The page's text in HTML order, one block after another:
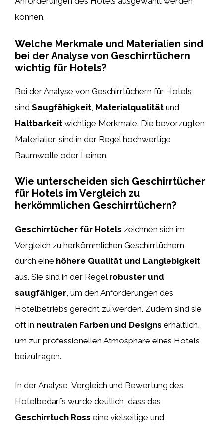
können.
Welche Merkmale und Materialien sind
bei der Analyse von Geschirrtüchern
wichtig für Hotels?
Bei der Analyse von Geschirrtüchern für Hotels
sind Saugfähigkeit Materialqualität und
Haltbarkeit wichtige Merkmale. Die bevorzugten
Materialien sind in der Regel hochwertige
Baumwolle oder Leinen.
Wie unterscheiden sich Geschirrtücher
für Hotels im Vergleich zu
herkömmlichen Geschirrtüchern?
Geschirrtücher für Hotels zeichnen sich im
Vergleich zu herkömmlichen Geschirrtüchern
durch eine höhere Qualität und Langlebigkeit
aus. Sie sind in der Regel robuster und
saugfähiger, um den Anforderungen des
Hotelbetriebs gerecht zu werden. Zudem sind sie
oft in neutralen Farben und Designs erhältlich,
um zur professionellen Atmosphäre eines Hotels
beizutragen.
In der Analyse, Vergleich und Bewertung des
Hotelbedarfs wurde deutlich, dass das
Geschirrtuch Ross eine vielseitige und